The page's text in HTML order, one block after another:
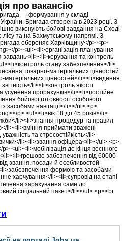
про вакансію
— формування у складі
Бригада створена в 2023 році. З
виконують бойові завдання на Сході
та на Бахмутському напрямі. З
обороняє Харківщину</p> <p>
p> <ul><li>організація планування
завдань</li><li>керування та контроль
стану забезпечення</li>
товарно-матеріальних цінностей
матеріальних цінностей</li><li>ведення
li><li>контроль якості
прорахунків</li><li>постійне
бойової готовності особового
засобами навігації</li></ul> <p>
p> <ul><li>вік 18 до 45 років</li>
li><li>знання процедур та правил
li><li>вміння приймати зважені
та стресостійкість</li>
li><li>звання офіцера</li></ul> <p>
<ul><li>мобілізація до кінця воєнного
li><li>грошове забезпечення від 60000
звання, посади й особливостей
формою та засобами
харчування</li><li>супровід на етапі
зарахування саме до
соціальний пакет</li></ul> <p><br